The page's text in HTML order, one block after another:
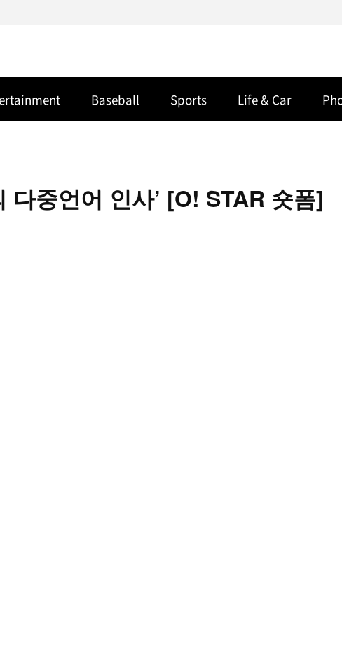
Baseball Sports Life & Car
다중언어 인사’ [O! STAR 숏폼]